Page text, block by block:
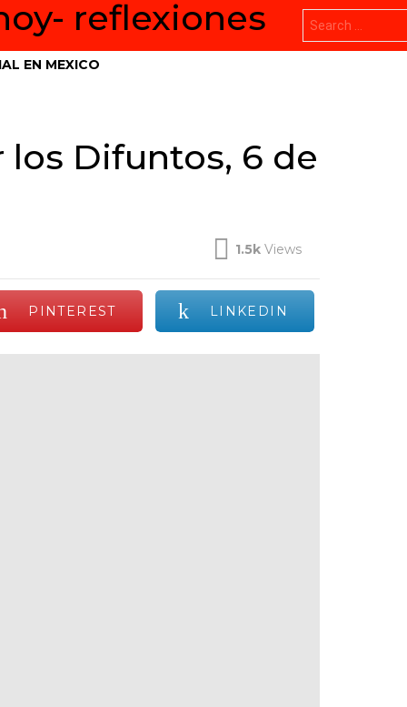
for:
EN MEXICO
Difuntos, 6 de
1.5k Views
PINTEREST LINKEDIN